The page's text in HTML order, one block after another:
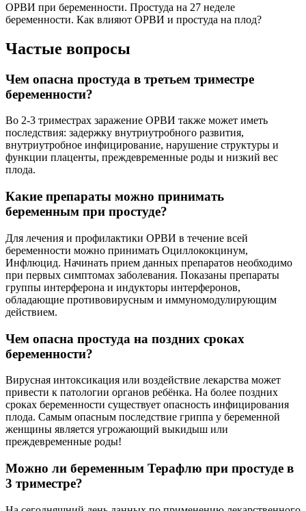
ОРВИ при беременности. Простуда на 27 неделе
беременности. Как влияют ОРВИ и простуда на плод?
Частые вопросы
Чем опасна простуда в третьем триместре
беременности?
Во 2-3 триместрах заражение ОРВИ также может иметь
последствия: задержку внутриутробного развития,
внутриутробное инфицирование, нарушение структуры и
функции плаценты, преждевременные роды и низкий вес
плода.
Какие препараты можно принимать
беременным при простуде?
Для лечения и профилактики ОРВИ в течение всей
беременности можно принимать Оциллококцинум,
Инфлюцид. Начинать прием данных препаратов необходимо
при первых симптомах заболевания. Показаны препараты
группы интерферона и индукторы интерферонов,
обладающие противовирусным и иммуномодулирующим
действием.
Чем опасна простуда на поздних сроках
беременности?
Вирусная интоксикация или воздействие лекарства может
привести к патологии органов ребёнка. На более поздних
сроках беременности существует опасность инфицирования
плода. Самым опасным последствие гриппа у беременной
женщины является угрожающий выкидыш или
преждевременные роды!
Можно ли беременным Терафлю при простуде в
3 триместре?